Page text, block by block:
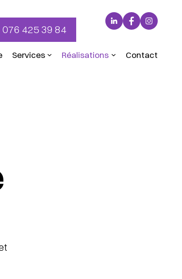
076 425 39 84
LinkedIn
Facebook
Services Réalisations Contact